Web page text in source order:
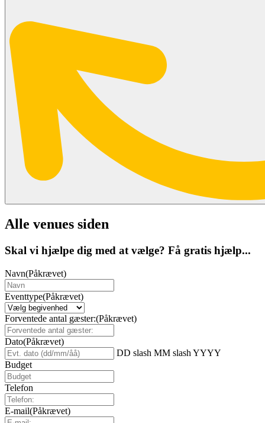
Alle venues siden
Skal vi hjælpe dig med at vælge? Få gratis hjælp...
Navn(Påkrævet)
Eventtype(Påkrævet)
Forventede antal gæster:(Påkrævet)
Dato(Påkrævet)
DD slash MM slash YYYY
Budget
Telefon
E-mail(Påkrævet)